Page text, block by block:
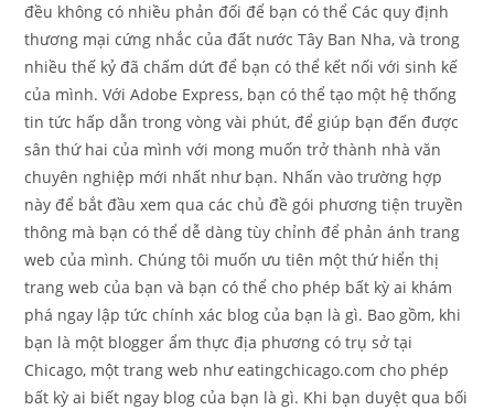
đều không có nhiều phản đối để bạn có thể Các quy định
thương mại cứng nhắc của đất nước Tây Ban Nha, và trong
nhiều thế kỷ đã chấm dứt để bạn có thể kết nối với sinh kế
của mình. Với Adobe Express, bạn có thể tạo một hệ thống
tin tức hấp dẫn trong vòng vài phút, để giúp bạn đến được
sân thứ hai của mình với mong muốn trở thành nhà văn
chuyên nghiệp mới nhất như bạn. Nhấn vào trường hợp
này để bắt đầu xem qua các chủ đề gói phương tiện truyền
thông mà bạn có thể dễ dàng tùy chỉnh để phản ánh trang
web của mình. Chúng tôi muốn ưu tiên một thứ hiển thị
trang web của bạn và bạn có thể cho phép bất kỳ ai khám
phá ngay lập tức chính xác blog của bạn là gì. Bao gồm, khi
bạn là một blogger ẩm thực địa phương có trụ sở tại
Chicago, một trang web như eatingchicago.com cho phép
bất kỳ ai biết ngay blog của bạn là gì. Khi bạn duyệt qua bối